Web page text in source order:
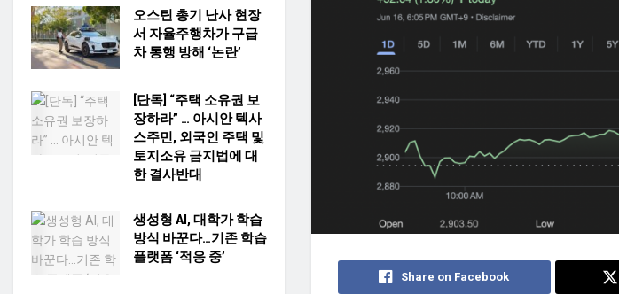
Share on Facebook
오스틴 총기 난사 현장
서 자율주행차가 구급
차 통행 방해 ‘논란’
[단독] “주택 소유권 보
장하라” … 아시안 텍사
스주민, 외국인 주택 및
토지소유 금지법에 대
한 결사반대
생성형 AI, 대학가 학습
방식 바꾼다…기존 학습
플랫폼 ‘적응 중’